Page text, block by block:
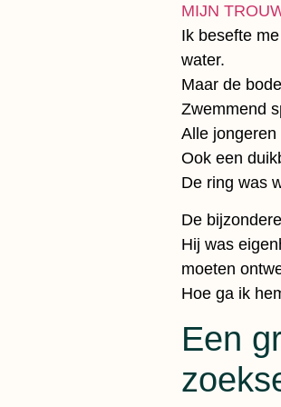
MIJN
Ik besefte
water.
Maar de
Zwemmend
Alle jongeren
Ook een
De ring was
De
Hij was
moeten
Hoe ga ik
Een